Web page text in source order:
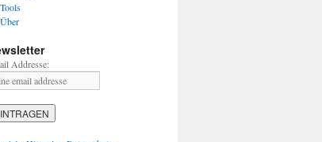
Tools
Über
Addresse: